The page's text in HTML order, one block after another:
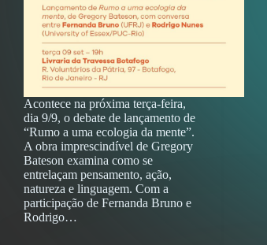
Acontece na próxima terça-feira,
dia 9/9, o debate de lançamento de
“Rumo a uma ecologia da mente”.
A obra imprescindível de Gregory
Bateson examina como se
entrelaçam pensamento, ação,
natureza e linguagem. Com a
participação de Fernanda Bruno e
Rodrigo…